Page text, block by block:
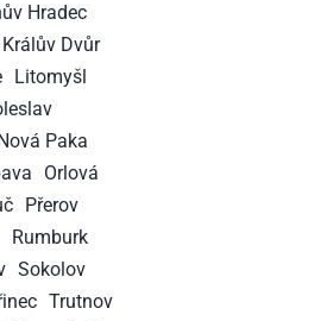
Hradec
Králův Dvůr
Litomyšl
Paka
Orlová
Přerov
Rumburk
Sokolov
Trutnov